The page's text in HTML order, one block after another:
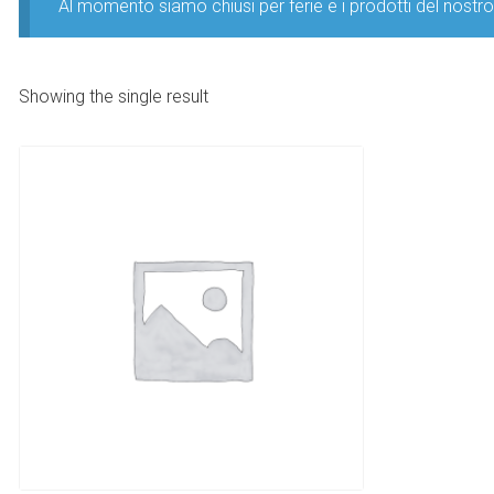
Al momento siamo chiusi per ferie e i prodotti del
Showing the single result